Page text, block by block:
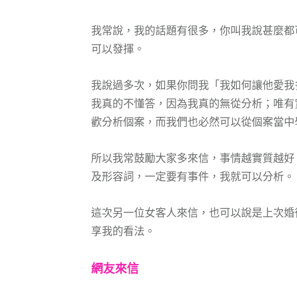
我常說，我的話題有很多，你叫我說甚麼
可以發揮。
我說過多次，如果你問我「我如何讓他愛
我真的不懂答，因為我真的無從分析；唯
歡分析個案，而我們也必然可以從個案當
所以我常鼓勵大家多來信，事情越實質越
及形容詞，一定要有事件，我就可以分析。
這次另一位女客人來信，也可以說是上次
享我的看法。
網友來信